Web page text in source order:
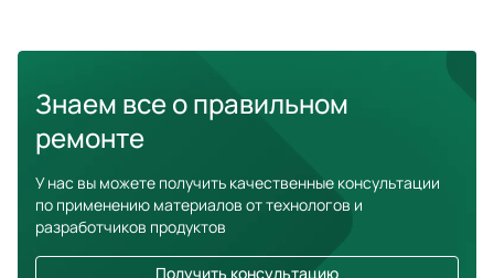
Знаем все о правильном
ремонте
У нас вы можете получить качественные консультации
по применению материалов от технологов и
разработчиков продуктов
Получить консультацию